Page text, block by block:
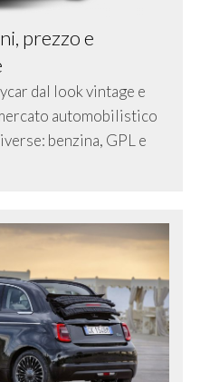
prezzo e
dal look vintage e
automobilistico
benzina, GPL e